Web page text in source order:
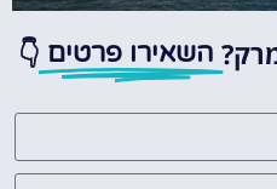
השאירו פרטים 👇